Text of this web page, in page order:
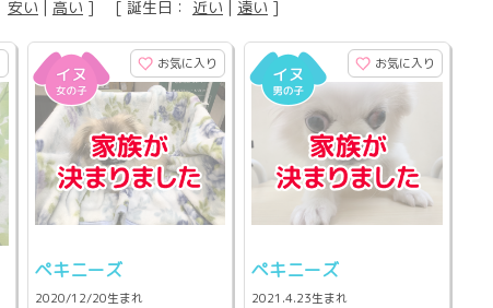
安い | 高い ] [ 誕生日： 近い | 遠い ]
お気に入り
ペキニーズ
2020/12/20生まれ
お気に入り
ペキニーズ
2021.4.23生まれ